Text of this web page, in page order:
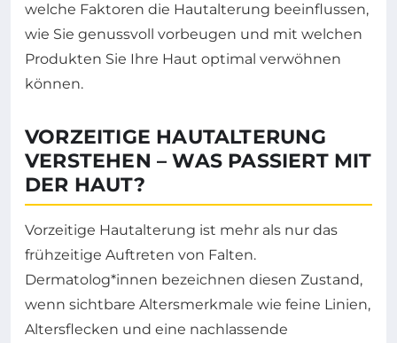
welche Faktoren die Hautalterung beeinflussen,
wie Sie genussvoll vorbeugen und mit welchen
Produkten Sie Ihre Haut optimal verwöhnen
können.
VORZEITIGE HAUTALTERUNG
VERSTEHEN – WAS PASSIERT MIT
DER HAUT?
Vorzeitige Hautalterung ist mehr als nur das
frühzeitige Auftreten von Falten.
Dermatolog*innen bezeichnen diesen Zustand,
wenn sichtbare Altersmerkmale wie feine Linien,
Altersflecken und eine nachlassende